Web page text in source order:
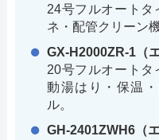
24号フルオートタ
ネ・配管クリーン
GX-H2000ZR-1（
20号フルオートタ
動湯はり・保温
ル。
GH-2401ZWH6（